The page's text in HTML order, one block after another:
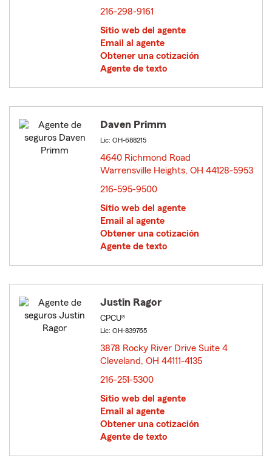
216-298-9161
Sitio web del agente
Email al agente
Obtener una cotización
Agente de texto
Daven Primm
Lic: OH-688215
4640 Richmond Road
Warrensville Heights, OH 44128-5953
216-595-9500
Sitio web del agente
Email al agente
Obtener una cotización
Agente de texto
Justin Ragor
CPCU®
Lic: OH-839765
3878 Rocky River Drive Suite 4
Cleveland, OH 44111-4135
216-251-5300
Sitio web del agente
Email al agente
Obtener una cotización
Agente de texto